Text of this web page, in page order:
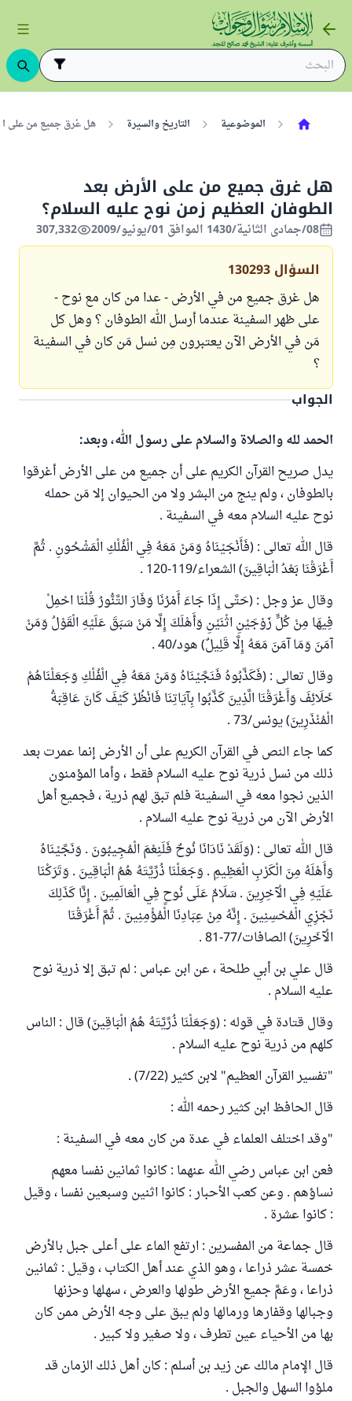
الموضوعية التاريخ والسيرة هل غرق جميع من على
هل غرق جميع من على الأرض بعد
الطوفان العظيم زمن نوح عليه السلام؟
08/جمادى الثانية/1430 الموافق 01/يونيو/2009 307,332
السؤال 130293
هل غرق جميع من في الأرض - عدا من كان مع نوح -
على ظهر السفينة عندما أرسل الله الطوفان ؟ وهل كل
مَن في الأرض الآن يعتبرون مِن نسل مَن كان في السفينة
؟
الجواب
الحمد لله والصلاة والسلام على رسول الله، وبعد:
يدل صريح القرآن الكريم على أن جميع من على الأرض أغرقوا
بالطوفان ، ولم ينج من البشر ولا من الحيوان إلا مَن حمله
نوح عليه السلام معه في السفينة .
قال الله تعالى : (فَأَنْجَيْنَاهُ وَمَنْ مَعَهُ فِي الْفُلْكِ الْمَشْحُونِ . ثُمَّ
أَغْرَقْنَا بَعْدُ الْبَاقِينَ) الشعراء/119-120 .
وقال عز وجل : (حَتَّى إِذَا جَاءَ أَمْرُنَا وَفَارَ التَّنُّورُ قُلْنَا احْمِلْ
فِيهَا مِنْ كُلٍّ زَوْجَيْنِ اثْنَيْنِ وَأَهْلَكَ إِلَّا مَنْ سَبَقَ عَلَيْهِ الْقَوْلُ وَمَنْ
آمَنَ وَمَا آمَنَ مَعَهُ إِلَّا قَلِيلٌ) هود/40 .
وقال تعالى : (فَكَذَّبُوهُ فَنَجَّيْنَاهُ وَمَنْ مَعَهُ فِي الْفُلْكِ وَجَعَلْنَاهُمْ
خَلَائِفَ وَأَغْرَقْنَا الَّذِينَ كَذَّبُوا بِآيَاتِنَا فَانْظُرْ كَيْفَ كَانَ عَاقِبَةُ
الْمُنْذَرِينَ) يونس/73 .
كما جاء النص في القرآن الكريم على أن الأرض إنما عمرت بعد
ذلك من نسل ذرية نوح عليه السلام فقط ، وأما المؤمنون
الذين نجوا معه في السفينة فلم تبق لهم ذرية ، فجميع أهل
الأرض الآن من ذرية نوح عليه السلام .
قال الله تعالى : (وَلَقَدْ نَادَانَا نُوحٌ فَلَنِعْمَ الْمُجِيبُونَ . وَنَجَّيْنَاهُ
وَأَهْلَهُ مِنَ الْكَرْبِ الْعَظِيمِ . وَجَعَلْنَا ذُرِّيَّتَهُ هُمُ الْبَاقِينَ . وَتَرَكْنَا
عَلَيْهِ فِي الْآخِرِينَ . سَلَامٌ عَلَى نُوحٍ فِي الْعَالَمِينَ . إِنَّا كَذَلِكَ
نَجْزِي الْمُحْسِنِينَ . إِنَّهُ مِنْ عِبَادِنَا الْمُؤْمِنِينَ . ثُمَّ أَغْرَقْنَا
الْآخَرِينَ) الصافات/77-81 .
قال علي بن أبي طلحة ، عن ابن عباس : لم تبق إلا ذرية نوح
عليه السلام .
وقال قتادة في قوله : (وَجَعَلْنَا ذُرِّيَّتَهُ هُمُ الْبَاقِينَ) قال : الناس
كلهم من ذرية نوح عليه السلام .
"تفسير القرآن العظيم" لابن كثير (7/22) .
قال الحافظ ابن كثير رحمه الله :
"وقد اختلف العلماء في عدة من كان معه في السفينة :
فعن ابن عباس رضي الله عنهما : كانوا ثمانين نفسا معهم
نساؤهم . وعن كعب الأحبار : كانوا اثنين وسبعين نفسا ، وقيل
: كانوا عشرة .
قال جماعة من المفسرين : ارتفع الماء على أعلى جبل بالأرض
خمسة عشر ذراعا ، وهو الذي عند أهل الكتاب ، وقيل : ثمانين
ذراعا ، وعَمَّ جميع الأرض طولها والعرض ، سهلها وحزنها
وجبالها وقفارها ورمالها ولم يبق على وجه الأرض ممن كان
بها من الأحياء عين تطرف ، ولا صغير ولا كبير .
قال الإمام مالك عن زيد بن أسلم : كان أهل ذلك الزمان قد
ملؤوا السهل والجبل .